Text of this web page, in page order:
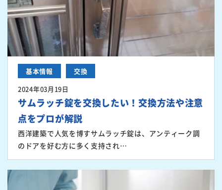
基本情報
交換
2024年03月19日
サムラッチ錠を交換したい！交換方法や注意
点をプロが解説
西洋建築で人気を博すサムラッチ錠は、アンティーク調
のドアを好む方に多く支持され…